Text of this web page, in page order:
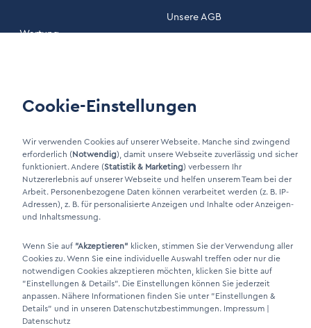
Wartung
Unsere AGB
Xing Link
DINO Dampferzeuger GmbH - Elektrische Dampferzeuger "Made in
Germany" 2026
Cookie-Einstellungen
Wir verwenden Cookies auf unserer Webseite. Manche sind zwingend
erforderlich (Notwendig), damit unsere Webseite zuverlässig und sicher
funktioniert. Andere (Statistik & Marketing) verbessern Ihr
Nutzererlebnis auf unserer Webseite und helfen unserem Team bei der
Arbeit. Personenbezogene Daten können verarbeitet werden (z. B. IP-
Adressen), z. B. für personalisierte Anzeigen und Inhalte oder Anzeigen-
und Inhaltsmessung.
Wenn Sie auf "Akzeptieren" klicken, stimmen Sie der Verwendung aller
Cookies zu. Wenn Sie eine individuelle Auswahl treffen oder nur die
notwendigen Cookies akzeptieren möchten, klicken Sie bitte auf
"Einstellungen & Details". Die Einstellungen können Sie jederzeit
anpassen. Nähere Informationen finden Sie unter "Einstellungen &
Details" und in unseren Datenschutzbestimmungen. Impressum |
Datenschutz